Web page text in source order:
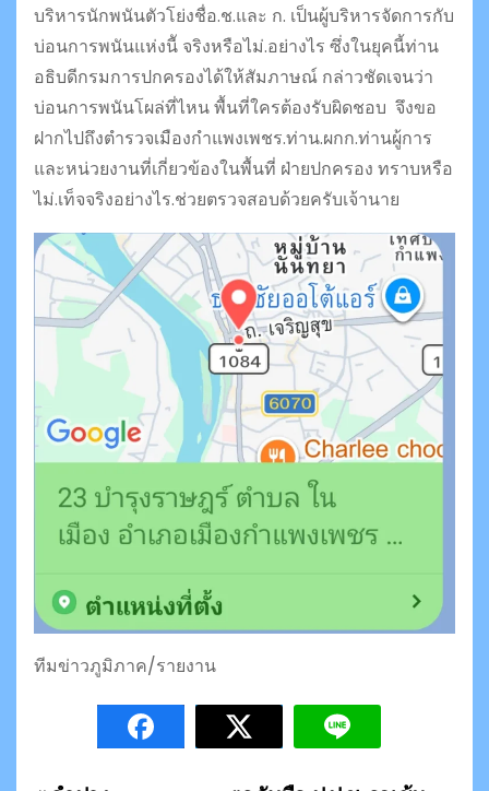
บริหารนักพนันตัวโย่งชื่อ.ช.และ ก. เป็นผู้บริหารจัดการกับ
บ่อนการพนันแห่งนีั จริงหรือไม่.อย่างไร ซึ่งในยุคนี้ท่าน
อธิบดีกรมการปกครองได้ให้สัมภาษณ์ กล่าวชัดเจนว่า
บ่อนการพนันโผล่ที่ไหน พื้นที่ใครต้องรับผิดชอบ จึงขอ
ฝากไปถึงตำรวจเมืองกำแพงเพชร.ท่าน.ผกก.ท่านผู้การ
และหน่วยงานที่เกี่ยวข้องในพื้นที่ ฝ่ายปกครอง ทราบหรือ
ไม่.เท็จจริงอย่างไร.ช่วยตรวจสอบด้วยครับเจ้านาย
ทีมข่าวภูมิภาค/รายงาน